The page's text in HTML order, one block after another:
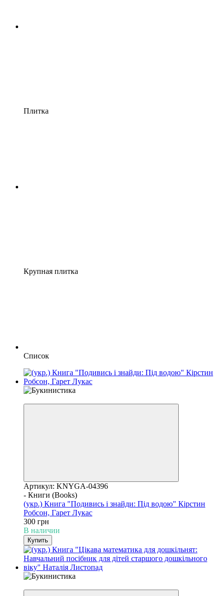
Плитка
Крупная плитка
Список
Артикул: KNYGA-04396
- Книги (Books)
(укр.) Книга "Подивись і знайди: Під водою" Кірстин
Робсон, Гарет Лукас
300 грн
В наличии
Купить